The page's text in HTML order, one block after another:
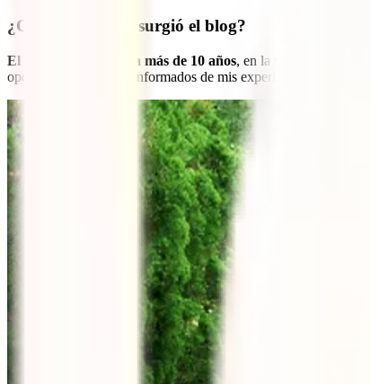
¿Cuándo y cómo surgió el blog?
El blog surgió hace ya más de 10 años, en la víspera de mi
opción para mantener informados de mis experiencias y